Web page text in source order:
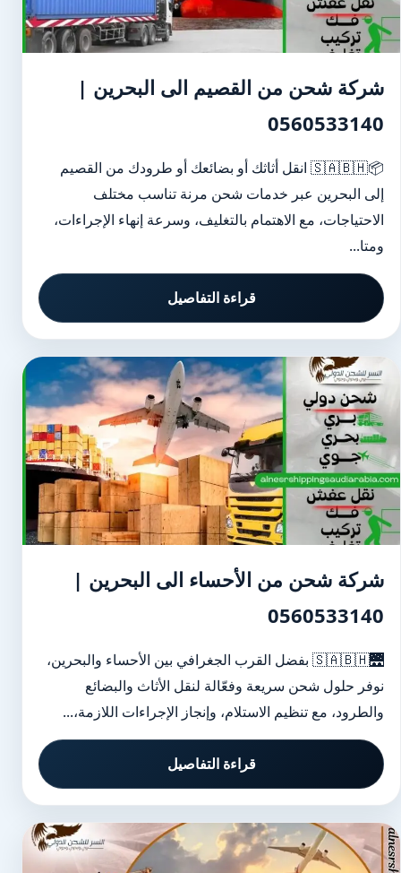
شركة شحن من القصيم الى البحرين |
0560533140
📦🇸🇦🇧🇭 انقل أثاثك أو بضائعك أو طرودك من القصيم
إلى البحرين عبر خدمات شحن مرنة تناسب مختلف
الاحتياجات، مع الاهتمام بالتغليف، وسرعة إنهاء الإجراءات،
ومتا...
قراءة التفاصيل
شركة شحن من الأحساء الى البحرين |
0560533140
🌉🇸🇦🇧🇭 بفضل القرب الجغرافي بين الأحساء والبحرين،
نوفر حلول شحن سريعة وفعّالة لنقل الأثاث والبضائع
والطرود، مع تنظيم الاستلام، وإنجاز الإجراءات اللازمة،...
قراءة التفاصيل